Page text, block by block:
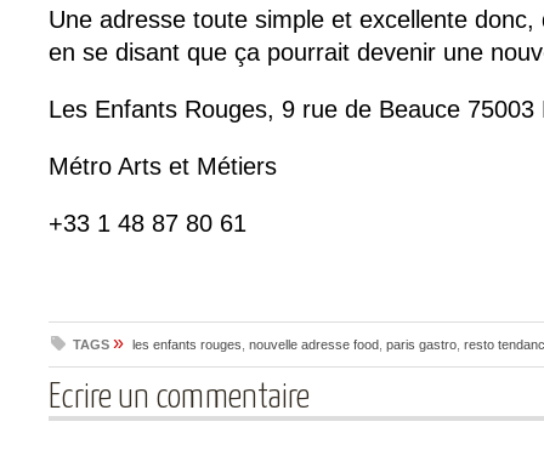
Une adresse toute simple et excellente
en se disant que ça pourrait devenir une
Les Enfants Rouges, 9 rue de Beauce 75003
Métro Arts et Métiers
+33 1 48 87 80 61
TAGS » les enfants rouges nouvelle adresse food paris gastro resto
Ecrire un commentaire